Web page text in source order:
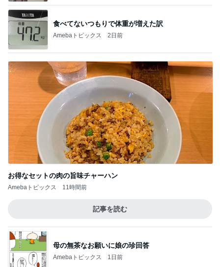
食べてないつもりで体重が増えた訳
Amebaトピックス 2日前
お得なセットの肉の旨味チャーハン
Amebaトピックス 11時間前
記事を読む
母の無茶なお願いに娘の珍回答
Amebaトピックス 1日前